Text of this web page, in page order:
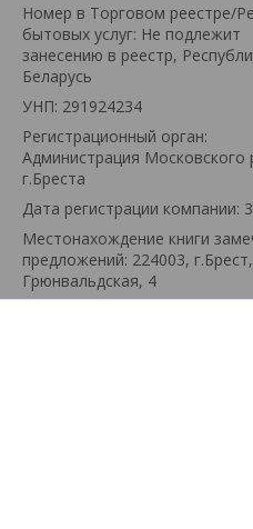
Номер в Торговом реестре/
бытовых услуг: Не подлежит
занесению в реестр,
Беларусь
УНП: 291924234
Регистрационный орган:
Администрация Московского
г.Бреста
Дата регистрации компании:
Местонахождение книги
предложений: 224003,
Грюнвальдская, 4